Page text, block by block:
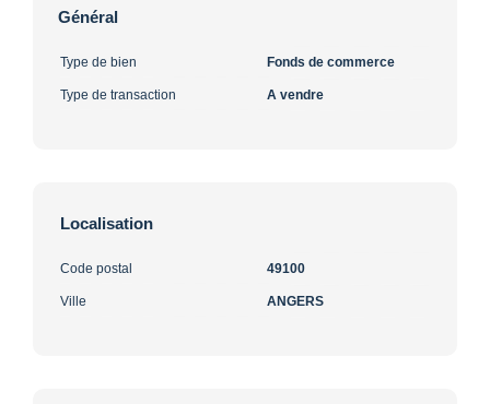
Général
Type de bien Fonds de commerce
Type de transaction A vendre
Localisation
Code postal 49100
Ville ANGERS